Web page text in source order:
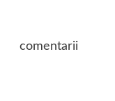
comentarii